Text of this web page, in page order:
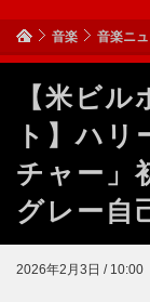
音楽 音楽ニ
【米ビ
ト】ハ
チャー」
グレー自
2026年2月3日 / 10:00